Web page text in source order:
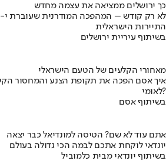
כך ירושלים ממציאה את עצמה מחדש
לא רק קודש – המהפכה המודרנית שעוברת
התיירות הישראלית
בשיתוף עיריית ירושלים
מאחורי הקלעים של הטעם הישראלי
לאומי?
בשיתוף אסם
אתם עוד לא שם? הטיסה למונדיאל כבר יצאה
יונדאי לוקחת אתכם לבמה הכי גדולה בעולם
בשיתוף יונדאי מבית כלמוביל